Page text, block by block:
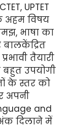
UPTET
अहम विषय
भाषा का
तैयारी
उपयोगी
के स्तर को
अपनी
and
दिलाने में